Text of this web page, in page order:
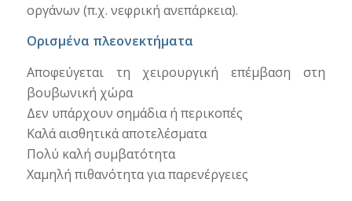
οργάνων (π.χ. νεφρική ανεπάρκεια).
Ορισμένα πλεονεκτήματα
Αποφεύγεται τη χειρουργική επέμβαση στη
βουβωνική χώρα
Δεν υπάρχουν σημάδια ή περικοπές
Καλά αισθητικά αποτελέσματα
Πολύ καλή συμβατότητα
Χαμηλή πιθανότητα για παρενέργειες